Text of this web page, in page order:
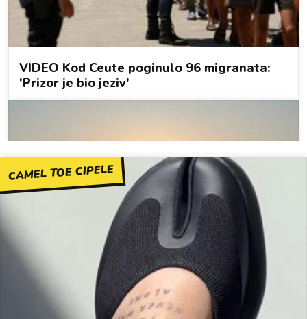
CAMEL TOE CIPELE